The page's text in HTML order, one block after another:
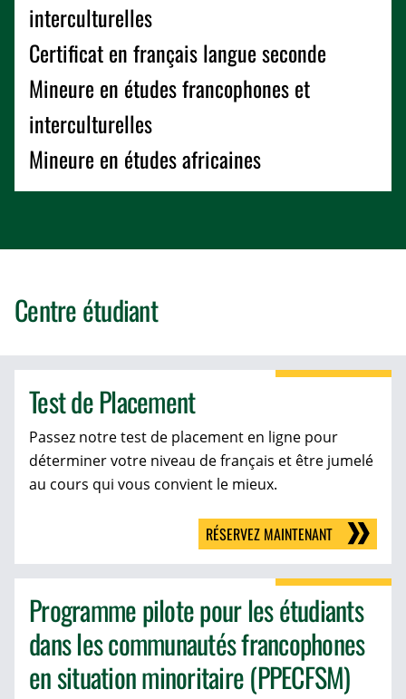
interculturelles
Certificat en français langue seconde
Mineure en études francophones et
interculturelles
Mineure en études africaines
Centre étudiant
Test de Placement
Passez notre test de placement en ligne pour
déterminer votre niveau de français et être jumelé
au cours qui vous convient le mieux.
RÉSERVEZ MAINTENANT
Programme pilote pour les étudiants
dans les communautés francophones
en situation minoritaire (PPECFSM)